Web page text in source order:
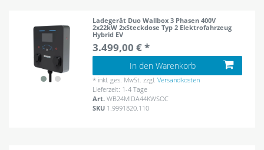
Ladegerät Duo Wallbox 3 Phasen 400V
2x22kW 2xSteckdose Typ 2 Elektrofahrzeug
Hybrid EV
3.499,00 € *
In den Warenkorb
* inkl. ges. MwSt. zzgl.Versandkosten
Lieferzeit: 1-4 Tage
Art.WB24MIDA44KWSOC
SKU 1.9991820.110